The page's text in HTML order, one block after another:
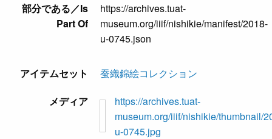
部分である／Is
Part Of
https://archives.tuat-
museum.org/iiif/nishikie/manifest/2018-
u-0745.json
アイテムセット
蚕織錦絵コレクション
メディア
https://archives.tuat-
museum.org/iiif/nishikie/thumbnail/
u-0745.jpg